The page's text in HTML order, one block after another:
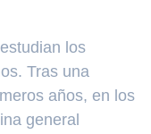
los
Tras una
años, en los
general